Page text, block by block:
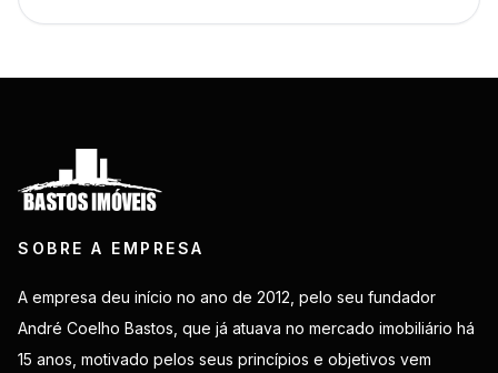
SOBRE A EMPRESA
A empresa deu início no ano de 2012, pelo seu fundador
André Coelho Bastos, que já atuava no mercado imobiliário há
15 anos, motivado pelos seus princípios e objetivos vem